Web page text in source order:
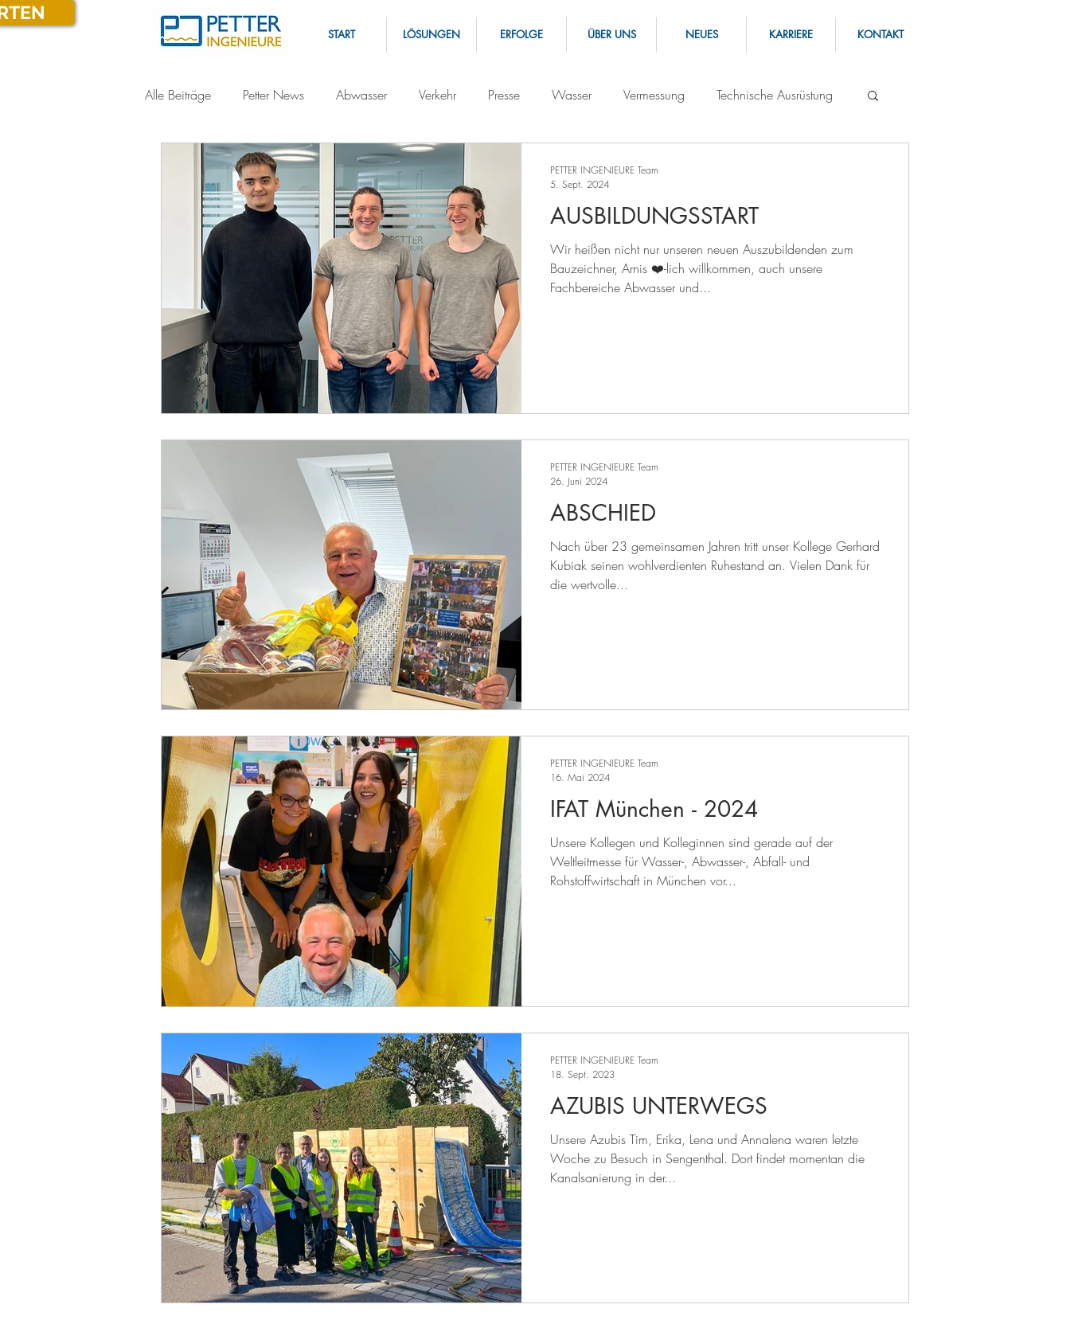
START LÖSUNGEN ERFOLGE ÜBER UNS NEUES KARRIERE KONTAKT
Alle Beiträge Petter News Abwasser Verkehr Presse Wasser Vermessung Technische Ausrüstung
AUSBILDUNGSSTART
Wir heißen nicht nur unseren neuen Auszubildenden zum
Bauzeichner, Arnis ❤️-lich willkommen, auch unsere
Fachbereiche Abwasser und...
PETTER INGENIEURE Team
5. Sept. 2024
ABSCHIED
Nach über 23 gemeinsamen Jahren tritt unser Kollege Gerhard
Kubiak seinen wohlverdienten Ruhestand an. Vielen Dank für
die wertvolle...
PETTER INGENIEURE Team
26. Juni 2024
IFAT München - 2024
Unsere Kollegen und Kolleginnen sind gerade auf der
Weltleitmesse für Wasser-, Abwasser-, Abfall- und
Rohstoffwirtschaft in München vor...
PETTER INGENIEURE Team
16. Mai 2024
AZUBIS UNTERWEGS
Unsere Azubis Tim, Erika, Lena und Annalena waren letzte
Woche zu Besuch in Sengenthal. Dort findet momentan die
Kanalsanierung in der...
PETTER INGENIEURE Team
18. Sept. 2023